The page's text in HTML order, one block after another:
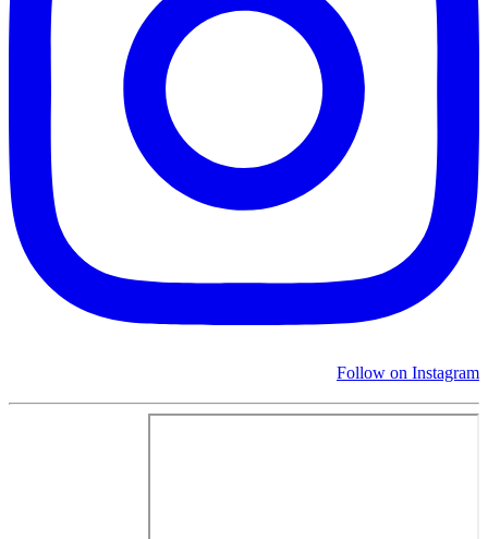
Follow on Instagram